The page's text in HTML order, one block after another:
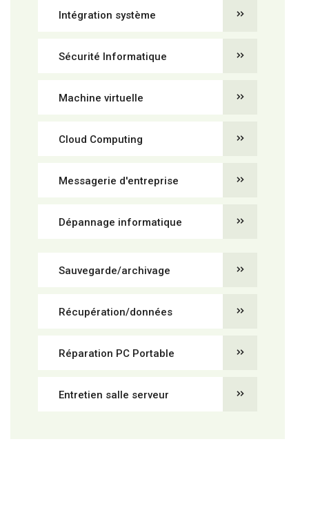
Intégration système
Sécurité Informatique
Machine virtuelle
Cloud Computing
Messagerie d'entreprise
Dépannage informatique
Sauvegarde/archivage
Récupération/données
Réparation PC Portable
Entretien salle serveur